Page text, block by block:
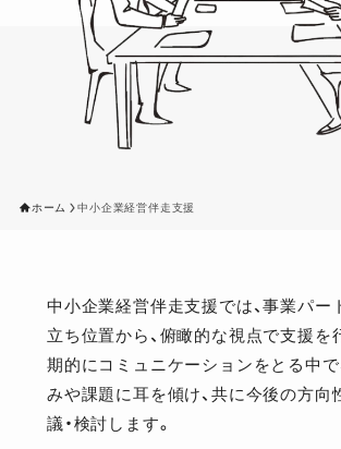
ホーム 中小企業経営伴走支援
中小企業経営伴走支援では、事業パー
立ち位置から、俯瞰的な視点で支援を
期的にコミュニケーションをとる中で
みや課題に耳を傾け、共に今後の方向
議・検討します。